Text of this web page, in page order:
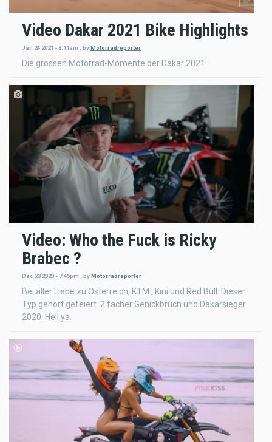
Video Dakar 2021 Bike Highlights
Jan 24 2021 - 8:11am , byMotorradreporter
Die grossen Motorrad-Momente der Dakar 2021.
Video: Who the Fuck is Ricky
Brabec ?
Dec 23 2020 - 7:45pm , byMotorradreporter
Bei aller Liebe zu Österreich, KTM , Kini und Red Bull. Dieser
Typ gehört gefeiert. 2 facher Genickbruch und Dakarsieger
2020. Hell ya.